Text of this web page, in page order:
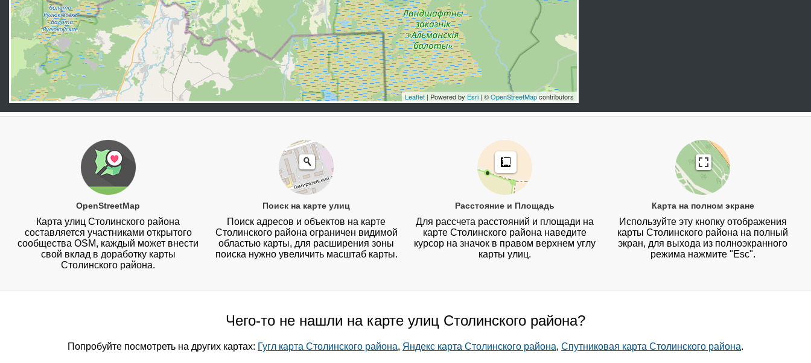
Leaflet | Powered by Esri | ©OpenStreetMapcontributors
OpenStreetMap
Карта улиц Столинского района
составляется участниками открытого
сообщества OSM, каждый может внести
свой вклад в доработку карты
Столинского района.
Поиск на карте улиц
Поиск адресов и объектов на карте
Столинского района ограничен видимой
областью карты, для расширения зоны
поиска нужно увеличить масштаб карты.
Расстояние и Площадь
Для рассчета расстояний и площади на
карте Столинского района наведите
курсор на значок в правом верхнем углу
карты улиц.
Карта на полном экране
Используйте эту кнопку отображения
карты Столинского района на полный
экран, для выхода из полноэкранного
режима нажмите "Esc".
Чего-то не нашли на карте улиц Столинского района?
Попробуйте посмотреть на других картах: Гугл карта Столинского района, Яндекс карта Столинского района, Спутниковая карта Столинского района.